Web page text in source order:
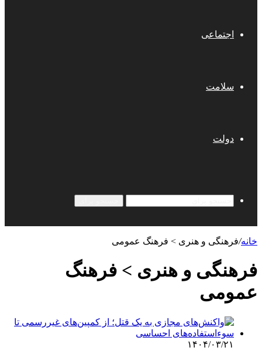
اجتماعی
سلامت
دولت
خانه/فرهنگی و هنری > فرهنگ عمومی
فرهنگی و هنری > فرهنگ
عمومی
۱۴۰۴/۰۳/۲۱